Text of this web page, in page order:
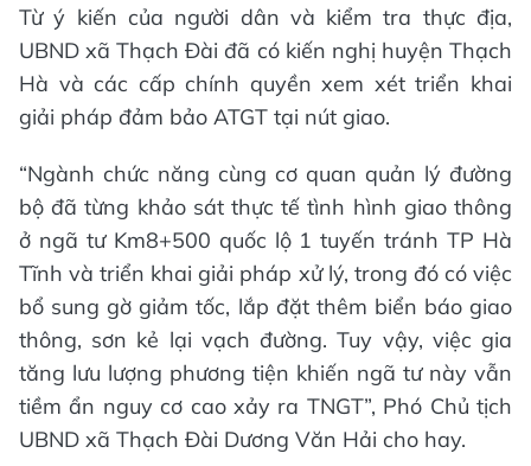
Từ ý kiến của người dân và kiểm tra thực địa,
UBND xã Thạch Đài đã có kiến nghị huyện Thạch
Hà và các cấp chính quyền xem xét triển khai
giải pháp đảm bảo ATGT tại nút giao.
“Ngành chức năng cùng cơ quan quản lý đường
bộ đã từng khảo sát thực tế tình hình giao thông
ở ngã tư Km8+500 quốc lộ 1 tuyến tránh TP Hà
Tĩnh và triển khai giải pháp xử lý, trong đó có việc
bổ sung gờ giảm tốc, lắp đặt thêm biển báo giao
thông, sơn kẻ lại vạch đường. Tuy vậy, việc gia
tăng lưu lượng phương tiện khiến ngã tư này vẫn
tiềm ẩn nguy cơ cao xảy ra TNGT”, Phó Chủ tịch
UBND xã Thạch Đài Dương Văn Hải cho hay.